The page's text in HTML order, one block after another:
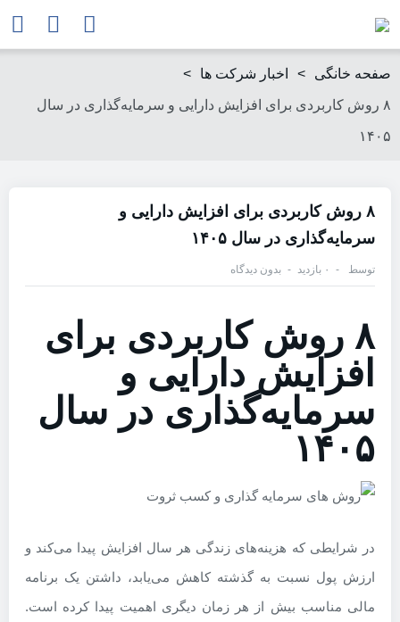
صفحه خانگی > اخبار شرکت ها >
۸ روش کاربردی برای افزایش دارایی و سرمایه‌گذاری در سال
۱۴۰۵
۸ روش کاربردی برای افزایش دارایی و
سرمایه‌گذاری در سال ۱۴۰۵
توسط ۰ بازدید بدون دیدگاه
۸ روش کاربردی برای
افزایش دارایی و
سرمایه‌گذاری در سال
۱۴۰۵
در شرایطی که هزینه‌های زندگی هر سال افزایش پیدا می‌کند و
ارزش پول نسبت به گذشته کاهش می‌یابد، داشتن یک برنامه
مالی مناسب بیش از هر زمان دیگری اهمیت پیدا کرده است.